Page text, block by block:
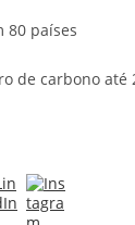
80 países
de carbono até